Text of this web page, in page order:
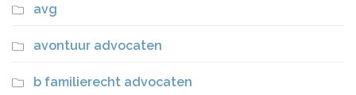
avg
avontuur advocaten
b familierecht advocaten